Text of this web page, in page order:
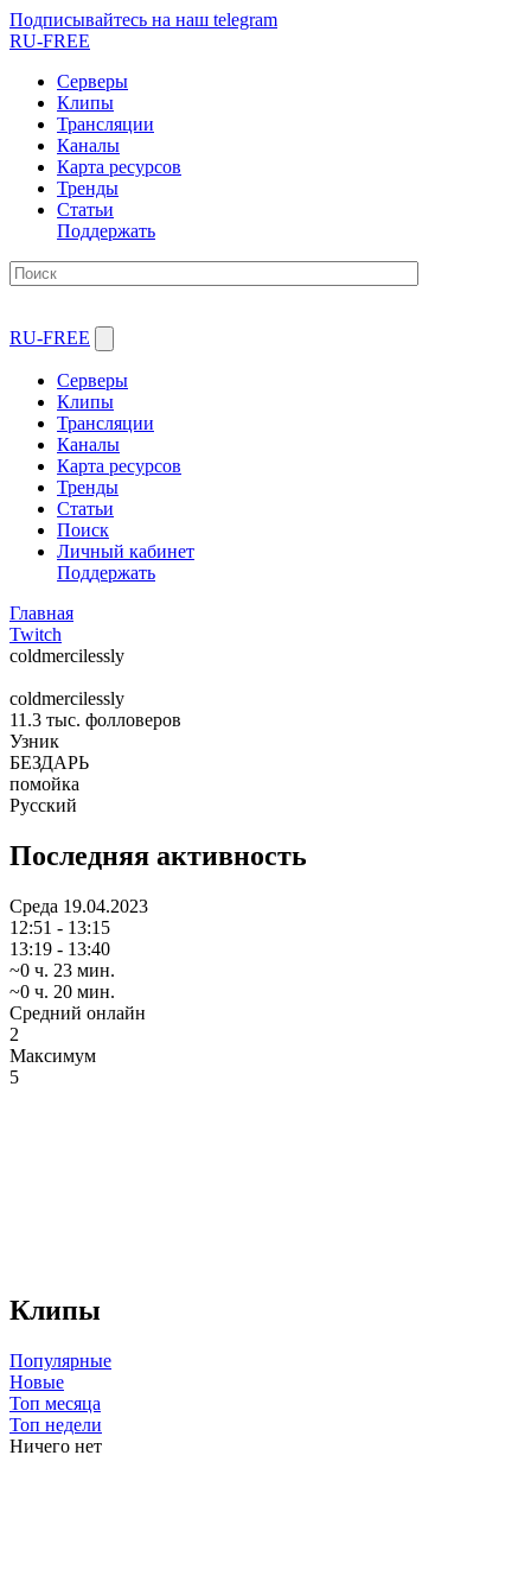
Подписывайтесь на наш telegram
RU-FREE
Серверы
Клипы
Трансляции
Каналы
Карта ресурсов
Тренды
Статьи
Поддержать
RU-FREE
Серверы
Клипы
Трансляции
Каналы
Карта ресурсов
Тренды
Статьи
Поиск
Личный кабинет
Поддержать
Главная
Twitch
coldmercilessly
coldmercilessly
11.3 тыс. фолловеров
Узник
БЕЗДАРЬ
помойка
Русский
Последняя активность
Среда 19.04.2023
12:51 - 13:15
13:19 - 13:40
~0 ч. 23 мин.
~0 ч. 20 мин.
Средний онлайн
2
Максимум
5
Клипы
Популярные
Новые
Топ месяца
Топ недели
Ничего нет